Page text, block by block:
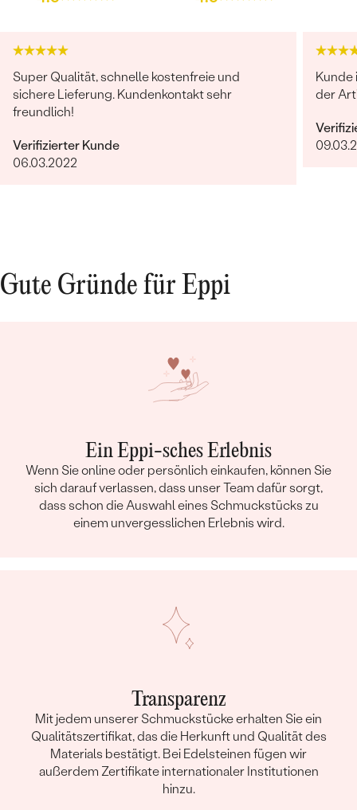
Super Qualität, schnelle kostenfreie und
sichere Lieferung. Kundenkontakt sehr
freundlich!
Verifizierter Kunde
06.03.2022
Kunde
der
Gute Gründe für Eppi
Ein Eppi-sches Erlebnis
Wenn Sie online oder persönlich einkaufen, können Sie
sich darauf verlassen, dass unser Team dafür sorgt,
dass schon die Auswahl eines Schmuckstücks zu
einem unvergesslichen Erlebnis wird.
Transparenz
Mit jedem unserer Schmuckstücke erhalten Sie ein
Qualitätszertifikat, das die Herkunft und Qualität des
Materials bestätigt. Bei Edelsteinen fügen wir
außerdem Zertifikate internationaler Institutionen
hinzu.